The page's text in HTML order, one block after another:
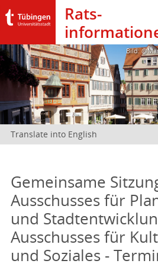
Rats­
Bild:
Translate into English
Gemeinsame
Ausschusses für
und
Ausschusses für
und Soziales -